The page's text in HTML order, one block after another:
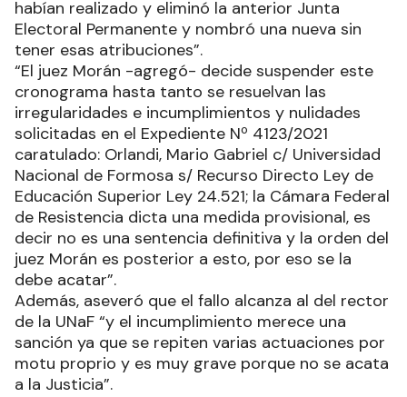
habían realizado y eliminó la anterior Junta
Electoral Permanente y nombró una nueva sin
tener esas atribuciones”.
“El juez Morán -agregó- decide suspender este
cronograma hasta tanto se resuelvan las
irregularidades e incumplimientos y nulidades
solicitadas en el Expediente Nº 4123/2021
caratulado: Orlandi, Mario Gabriel c/ Universidad
Nacional de Formosa s/ Recurso Directo Ley de
Educación Superior Ley 24.521; la Cámara Federal
de Resistencia dicta una medida provisional, es
decir no es una sentencia definitiva y la orden del
juez Morán es posterior a esto, por eso se la
debe acatar”.
Además, aseveró que el fallo alcanza al del rector
de la UNaF “y el incumplimiento merece una
sanción ya que se repiten varias actuaciones por
motu proprio y es muy grave porque no se acata
a la Justicia”.